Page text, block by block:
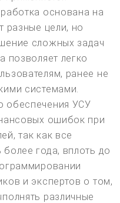
основана на
разные цели, но
сложных задач
позволяет легко
ранее не
системами.
обеспечения УСУ
ошибок при
так как все
года, вплоть до
и экспертов о том,
различные